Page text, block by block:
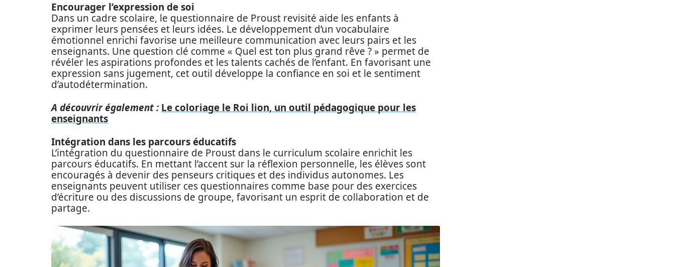
Encourager l’expression de soi
Dans un cadre scolaire, le questionnaire de Proust revisité aide les enfants à
exprimer leurs pensées et leurs idées. Le développement d’un vocabulaire
émotionnel enrichi favorise une meilleure communication avec leurs pairs et les
enseignants. Une question clé comme « Quel est ton plus grand rêve ? » permet de
révéler les aspirations profondes et les talents cachés de l’enfant. En favorisant une
expression sans jugement, cet outil développe la confiance en soi et le sentiment
d’autodétermination.
A découvrir également : Le coloriage le Roi lion, un outil pédagogique pour les
enseignants
Intégration dans les parcours éducatifs
L’intégration du questionnaire de Proust dans le curriculum scolaire enrichit les
parcours éducatifs. En mettant l’accent sur la réflexion personnelle, les élèves sont
encouragés à devenir des penseurs critiques et des individus autonomes. Les
enseignants peuvent utiliser ces questionnaires comme base pour des exercices
d’écriture ou des discussions de groupe, favorisant un esprit de collaboration et de
partage.